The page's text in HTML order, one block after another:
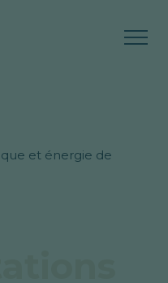
et énergie de